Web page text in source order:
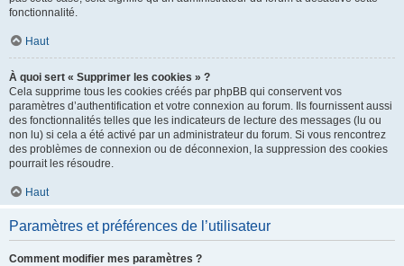
fonctionnalité.
Haut
À quoi sert « Supprimer les cookies » ?
Cela supprime tous les cookies créés par phpBB qui conservent vos
paramètres d’authentification et votre connexion au forum. Ils fournissent aussi
des fonctionnalités telles que les indicateurs de lecture des messages (lu ou
non lu) si cela a été activé par un administrateur du forum. Si vous rencontrez
des problèmes de connexion ou de déconnexion, la suppression des cookies
pourrait les résoudre.
Haut
Paramètres et préférences de l’utilisateur
Comment modifier mes paramètres ?